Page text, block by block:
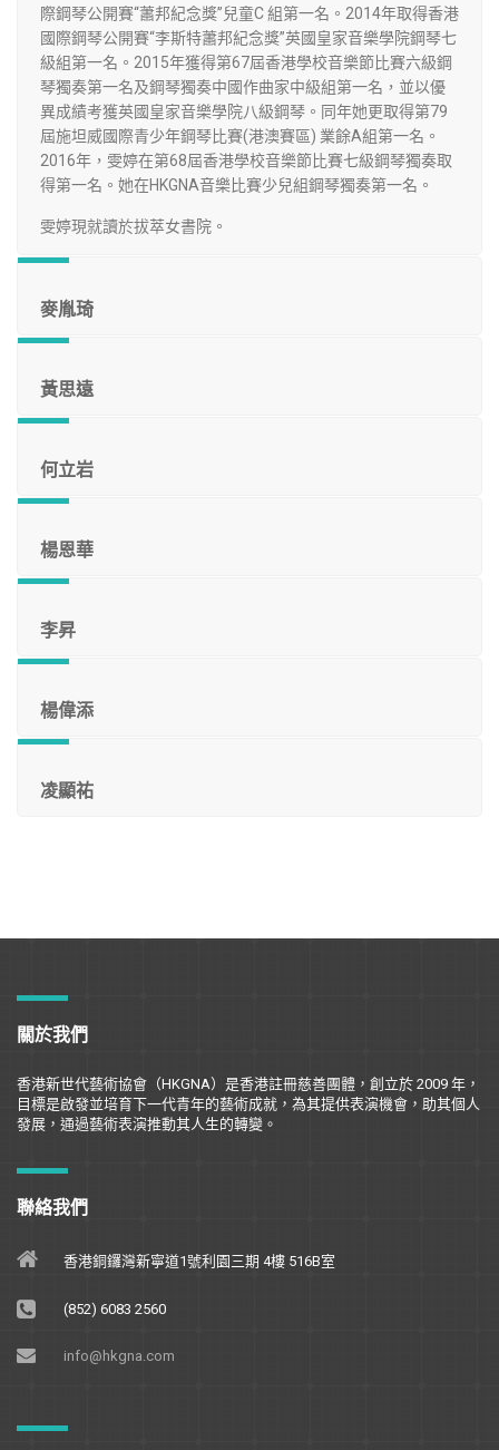
際鋼琴公開賽“蕭邦紀念獎”兒童C 組第一名。2014年取得香港
國際鋼琴公開賽“李斯特蕭邦紀念獎”英國皇家音樂學院鋼琴七
級組第一名。2015年獲得第67屆香港學校音樂節比賽六級鋼
琴獨奏第一名及鋼琴獨奏中國作曲家中級組第一名，並以優
異成績考獲英國皇家音樂學院八級鋼琴。同年她更取得第79
屆施坦威國際青少年鋼琴比賽(港澳賽區) 業餘A組第一名。
2016年，雯婷在第68屆香港學校音樂節比賽七級鋼琴獨奏取
得第一名。她在HKGNA音樂比賽少兒組鋼琴獨奏第一名。
雯婷現就讀於拔萃女書院。
麥胤琦
黃思遠
何立岩
楊恩華
李昇
楊偉添
凌顯祐
關於我們
香港新世代藝術協會（HKGNA）是香港註冊慈善團體，創立於 2009 年，
目標是啟發並培育下一代青年的藝術成就，為其提供表演機會，助其個人
發展，通過藝術表演推動其人生的轉變。
聯絡我們
香港銅鑼灣新寧道1號利園三期 4樓 516B室
(852) 6083 2560
info@hkgna.com